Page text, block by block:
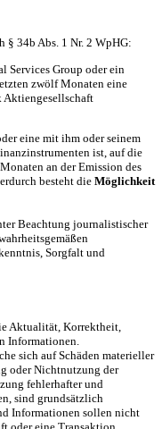
§ 34b Abs. 1 Nr. 2 WpHG:
Services Group oder ein
zwölf Monaten eine
Aktiengesellschaft
eine mit ihm oder seinem
ist, auf die
an der Emission des
besteht die Möglichkeit
Beachtung journalistischer
Sorgfalt und
Aktualität, Korrektheit,
Informationen.
sich auf Schäden materieller
oder Nichtnutzung der
fehlerhafter und
sind grundsätzlich
Informationen sollen nicht